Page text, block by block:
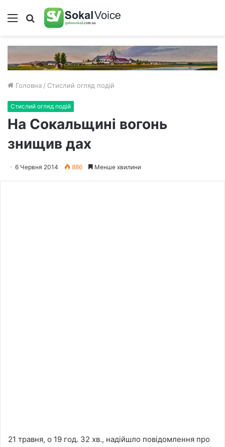
Меню Пошук
Головна / Стислий огляд подій
Стислий огляд подій
На Сокальщині вогонь
знищив дах
6 Червня 2014 886 Менше хвилини
21 травня, о 19 год. 32 хв., надійшло повідомлення про